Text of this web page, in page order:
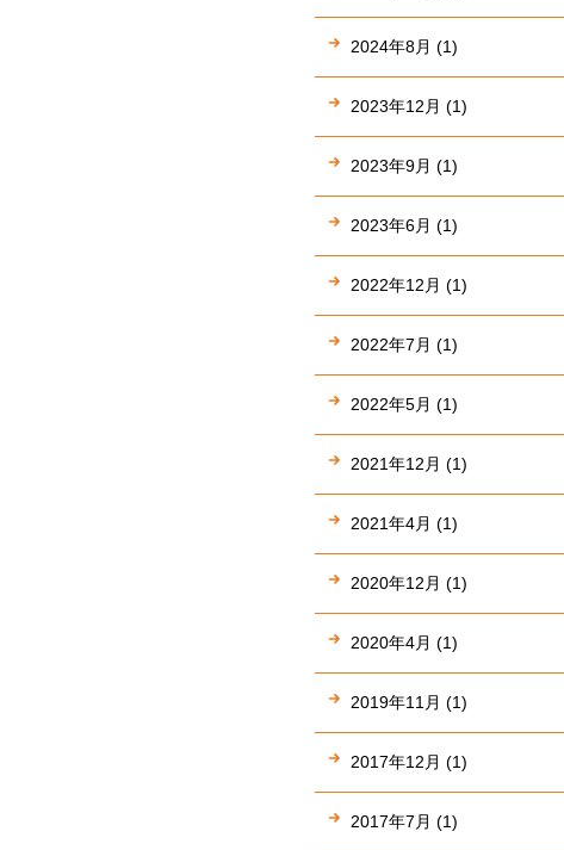
2024年8月 (1)
2023年12月 (1)
2023年9月 (1)
2023年6月 (1)
2022年12月 (1)
2022年7月 (1)
2022年5月 (1)
2021年12月 (1)
2021年4月 (1)
2020年12月 (1)
2020年4月 (1)
2019年11月 (1)
2017年12月 (1)
2017年7月 (1)